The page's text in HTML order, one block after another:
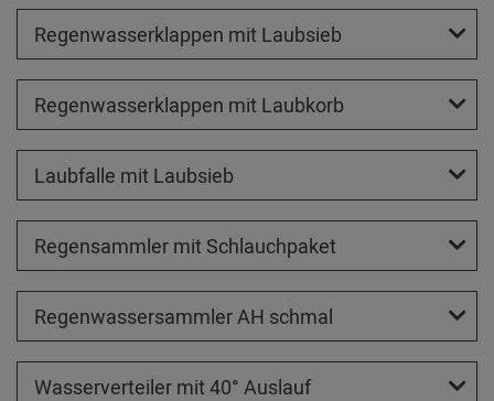
Regenwasserklappen mit Laubsieb
Regenwasserklappen mit Laubkorb
Laubfalle mit Laubsieb
Regensammler mit Schlauchpaket
Regenwassersammler AH schmal
Wasserverteiler mit 40° Auslauf